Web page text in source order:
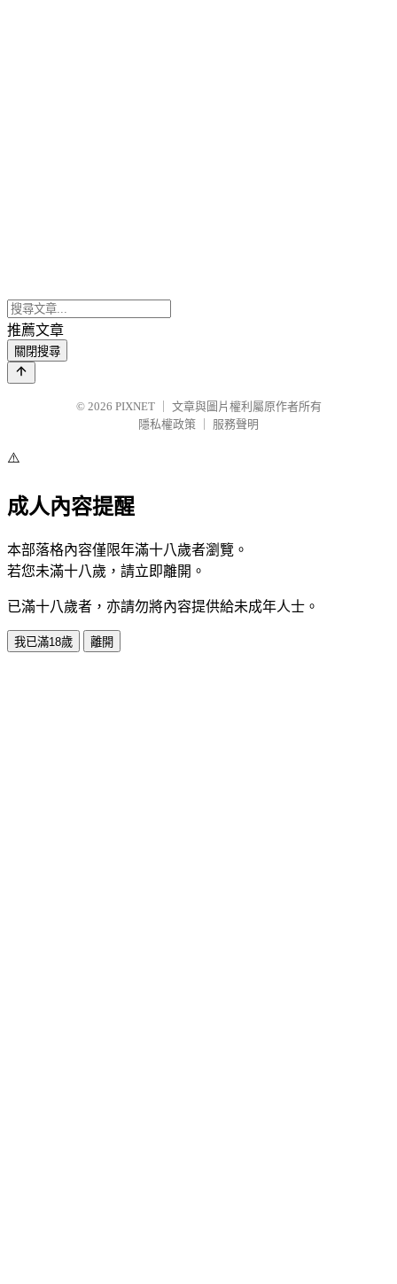
推薦文章
關閉搜尋
© 2026 PIXNET
文章與圖片權利屬原作者所有
隱私權政策
服務聲明
⚠️
成人內容提醒
本部落格內容僅限年滿十八歲者瀏覽。
若您未滿十八歲，請立即離開。
已滿十八歲者，亦請勿將內容提供給未成年人士。
我已滿18歲 離開